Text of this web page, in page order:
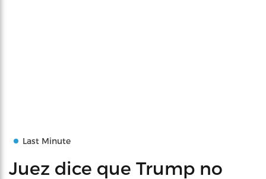
Last Minute
Juez dice que Trump no